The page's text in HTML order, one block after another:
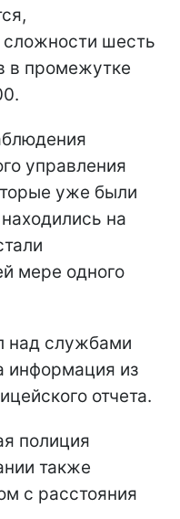
шесть
в промежутке
управления
уже были
на
мере одного
над службами
информация из
отчета.
полиция
также
с расстояния